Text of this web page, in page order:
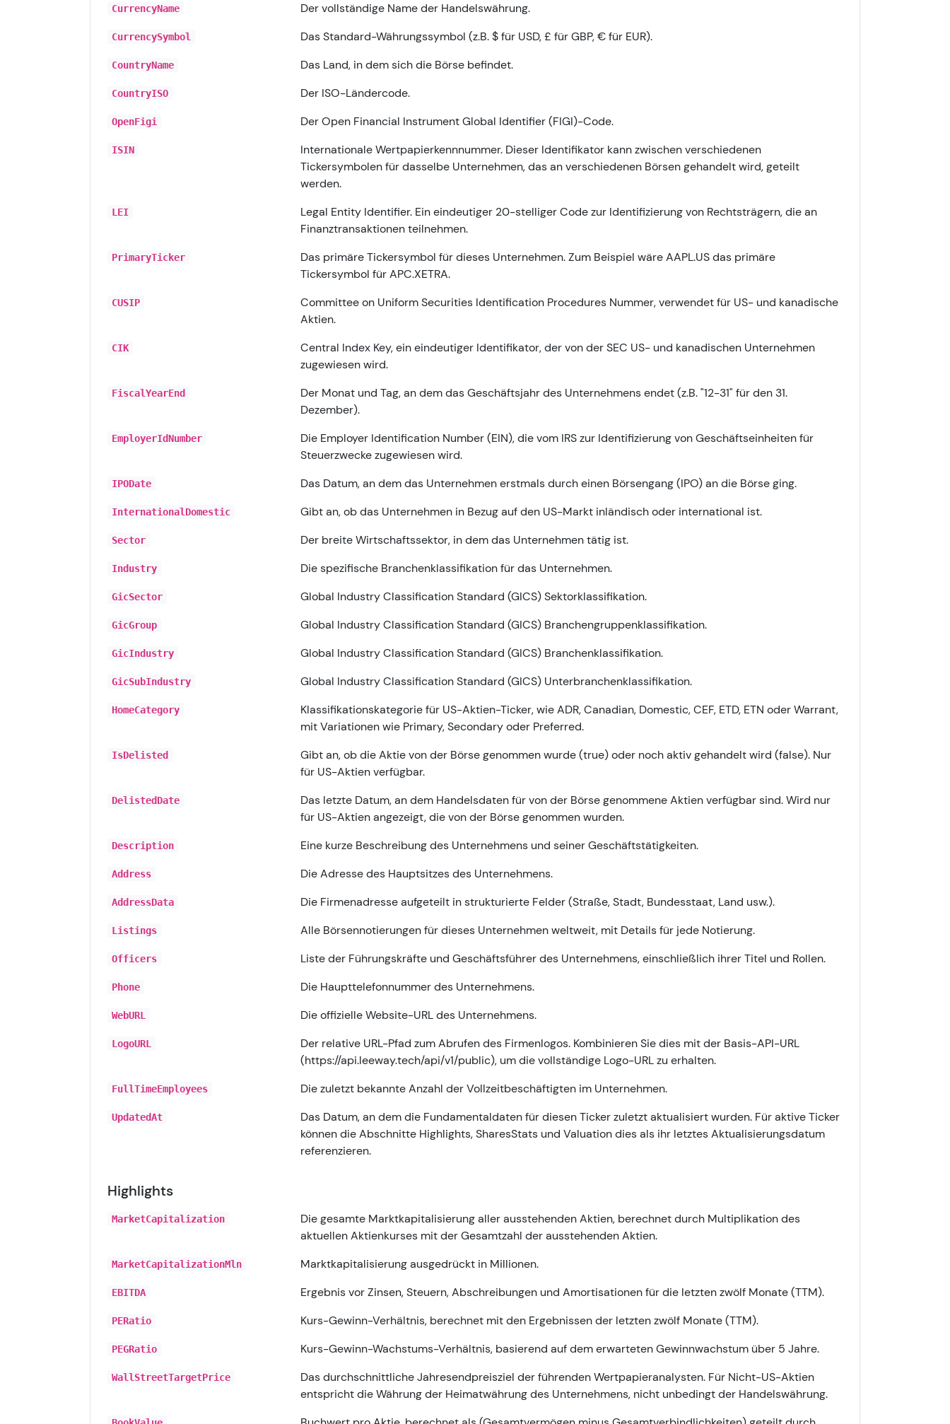
CurrencyName Der vollständige Name der Handelswährung.
CurrencySymbol Das Standard-Währungssymbol (z.B. $ für USD, £ für GBP, € für EUR).
CountryName Das Land, in dem sich die Börse befindet.
CountryISO Der ISO-Ländercode.
OpenFigi Der Open Financial Instrument Global Identifier (FIGI)-Code.
ISIN
Internationale Wertpapierkennnummer. Dieser Identifikator kann zwischen verschiedenen
Tickersymbolen für dasselbe Unternehmen, das an verschiedenen Börsen gehandelt wird, geteilt
werden.
LEI
Legal Entity Identifier. Ein eindeutiger 20-stelliger Code zur Identifizierung von Rechtsträgern, die an
Finanztransaktionen teilnehmen.
PrimaryTicker
Das primäre Tickersymbol für dieses Unternehmen. Zum Beispiel wäre AAPL.US das primäre
Tickersymbol für APC.XETRA.
CUSIP
Committee on Uniform Securities Identification Procedures Nummer, verwendet für US- und kanadische
Aktien.
CIK
Central Index Key, ein eindeutiger Identifikator, der von der SEC US- und kanadischen Unternehmen
zugewiesen wird.
FiscalYearEnd
Der Monat und Tag, an dem das Geschäftsjahr des Unternehmens endet (z.B. "12-31" für den 31.
Dezember).
EmployerIdNumber
Die Employer Identification Number (EIN), die vom IRS zur Identifizierung von Geschäftseinheiten für
Steuerzwecke zugewiesen wird.
IPODate Das Datum, an dem das Unternehmen erstmals durch einen Börsengang (IPO) an die Börse ging.
InternationalDomestic Gibt an, ob das Unternehmen in Bezug auf den US-Markt inländisch oder international ist.
Sector Der breite Wirtschaftssektor, in dem das Unternehmen tätig ist.
Industry Die spezifische Branchenklassifikation für das Unternehmen.
GicSector Global Industry Classification Standard (GICS) Sektorklassifikation.
GicGroup Global Industry Classification Standard (GICS) Branchengruppenklassifikation.
GicIndustry Global Industry Classification Standard (GICS) Branchenklassifikation.
GicSubIndustry Global Industry Classification Standard (GICS) Unterbranchenklassifikation.
HomeCategory
Klassifikationskategorie für US-Aktien-Ticker, wie ADR, Canadian, Domestic, CEF, ETD, ETN oder Warrant,
mit Variationen wie Primary, Secondary oder Preferred.
IsDelisted
Gibt an, ob die Aktie von der Börse genommen wurde (true) oder noch aktiv gehandelt wird (false). Nur
für US-Aktien verfügbar.
DelistedDate
Das letzte Datum, an dem Handelsdaten für von der Börse genommene Aktien verfügbar sind. Wird nur
für US-Aktien angezeigt, die von der Börse genommen wurden.
Description Eine kurze Beschreibung des Unternehmens und seiner Geschäftstätigkeiten.
Address Die Adresse des Hauptsitzes des Unternehmens.
AddressData Die Firmenadresse aufgeteilt in strukturierte Felder (Straße, Stadt, Bundesstaat, Land usw.).
Listings Alle Börsennotierungen für dieses Unternehmen weltweit, mit Details für jede Notierung.
Officers Liste der Führungskräfte und Geschäftsführer des Unternehmens, einschließlich ihrer Titel und Rollen.
Phone Die Haupttelefonnummer des Unternehmens.
WebURL Die offizielle Website-URL des Unternehmens.
LogoURL
Der relative URL-Pfad zum Abrufen des Firmenlogos. Kombinieren Sie dies mit der Basis-API-URL
(https://api.leeway.tech/api/v1/public), um die vollständige Logo-URL zu erhalten.
FullTimeEmployees Die zuletzt bekannte Anzahl der Vollzeitbeschäftigten im Unternehmen.
UpdatedAt
Das Datum, an dem die Fundamentaldaten für diesen Ticker zuletzt aktualisiert wurden. Für aktive Ticker
können die Abschnitte Highlights, SharesStats und Valuation dies als ihr letztes Aktualisierungsdatum
referenzieren.
Highlights
MarketCapitalization
Die gesamte Marktkapitalisierung aller ausstehenden Aktien, berechnet durch Multiplikation des
aktuellen Aktienkurses mit der Gesamtzahl der ausstehenden Aktien.
MarketCapitalizationMln Marktkapitalisierung ausgedrückt in Millionen.
EBITDA Ergebnis vor Zinsen, Steuern, Abschreibungen und Amortisationen für die letzten zwölf Monate (TTM).
PERatio Kurs-Gewinn-Verhältnis, berechnet mit den Ergebnissen der letzten zwölf Monate (TTM).
PEGRatio Kurs-Gewinn-Wachstums-Verhältnis, basierend auf dem erwarteten Gewinnwachstum über 5 Jahre.
WallStreetTargetPrice
Das durchschnittliche Jahresendpreisziel der führenden Wertpapieranalysten. Für Nicht-US-Aktien
entspricht die Währung der Heimatwährung des Unternehmens, nicht unbedingt der Handelswährung.